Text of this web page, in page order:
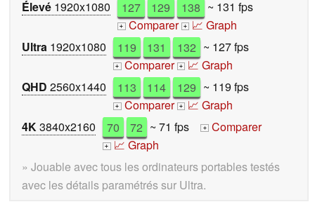
Élevé 1920x1080 127 129 138 ~ 131 fps
+ Comparer + 📈 Graph
Ultra 1920x1080 119 131 132 ~ 127 fps
+ Comparer + 📈 Graph
QHD 2560x1440 113 114 129 ~ 119 fps
+ Comparer + 📈 Graph
4K3840x2160 70 72 ~ 71 fps + Comparer
+ 📈 Graph
» Jouable avec tous les ordinateurs portables testés
avec les détails paramétrés sur Ultra.